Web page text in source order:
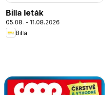
Billa leták
05.08. - 11.08.2026
Billa